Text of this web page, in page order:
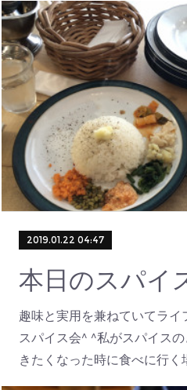
2019.01.22 04:47
趣味と実用を兼ねていてラ
スパイス会^ ^私がスパイス
きたくなった時に食べに行